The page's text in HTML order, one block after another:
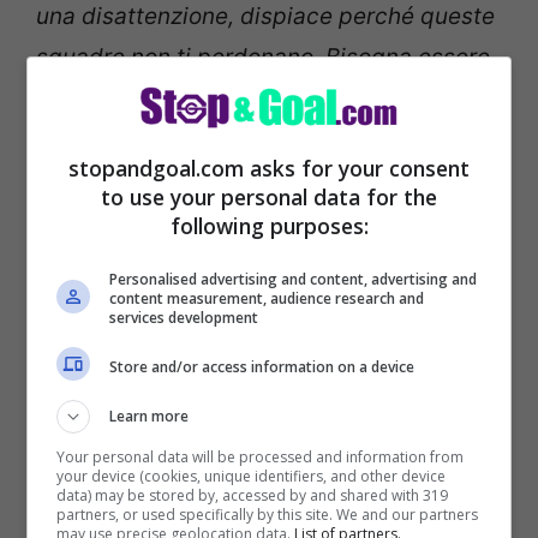
una disattenzione, dispiace perché queste
squadre non ti perdonano. Bisogna essere
più cattivi, le marcature vanno fatte con
attenzione. Il concetto, sembra difficile,
ma non lo è. L’attenzione fa differenza.
Oggi eravamo scarichi e l’1-2 della Juve, ti
paghiamo, speriamo di reagire presto”.
Su Inglese:“Roberto è fermo, sia per Covid
che per un problema muscolare. Non credo
fosse in grado di fare due gare
consecutive, è per questo che faccio la
stopandgoal.com asks for your consent
to use your personal data for the
following purposes:
Personalised advertising and content, advertising and
content measurement, audience research and
services development
Store and/or access information on a device
Learn more
Your personal data will be processed and information from
your device (cookies, unique identifiers, and other device
data) may be stored by, accessed by and shared with 319
partners, or used specifically by this site. We and our partners
may use precise geolocation data. List of partners.